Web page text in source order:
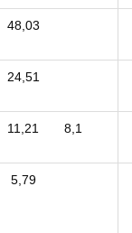
48,03
24,51
11,21 8,1
5,79